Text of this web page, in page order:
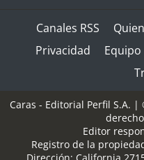
Canales RSS
Privacidad
Equipo
Caras - Editorial Perfil S.A. |
Editor
Registro de la